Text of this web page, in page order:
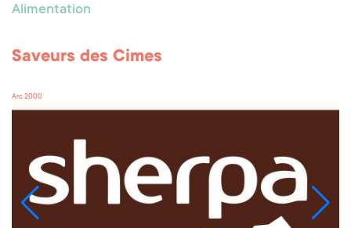
Alimentation
Saveurs des Cimes
Arc 2000